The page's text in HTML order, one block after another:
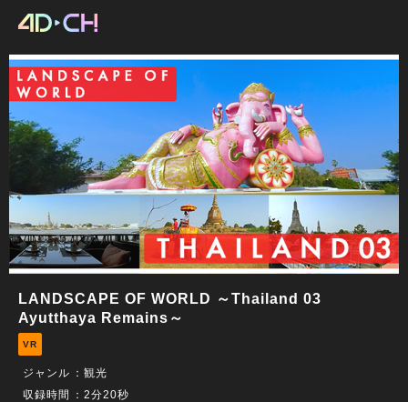
LANDSCAPE OF WORLD ～Thailand 03
Ayutthaya Remains～
VR
ジャンル ：観光
収録時間
：2分20秒